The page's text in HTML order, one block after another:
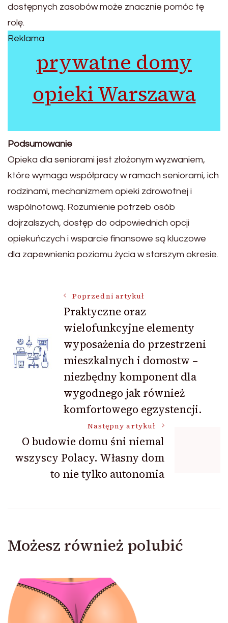
dostępnych zasobów może znacznie pomóc tę
rolę.
Reklama
prywatne domy
opieki Warszawa
Podsumowanie
Opieka dla seniorami jest złożonym wyzwaniem,
które wymaga współpracy w ramach seniorami, ich
rodzinami, mechanizmem opieki zdrowotnej i
wspólnotową. Rozumienie potrzeb osób
dojrzalszych, dostęp do odpowiednich opcji
opiekuńczych i wsparcie finansowe są kluczowe
dla zapewnienia poziomu życia w starszym okresie.
Nawigacja
wpisu
Poprzedni artykuł
Praktyczne oraz
wielofunkcyjne elementy
wyposażenia do przestrzeni
mieszkalnych i domostw –
niezbędny komponent dla
wygodnego jak również
komfortowego egzystencji.
Następny artykuł
O budowie domu śni niemal
wszyscy Polacy. Własny dom
to nie tylko autonomia
Możesz również polubić